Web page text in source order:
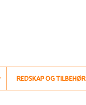
REDSKAP OG TILBEHØR